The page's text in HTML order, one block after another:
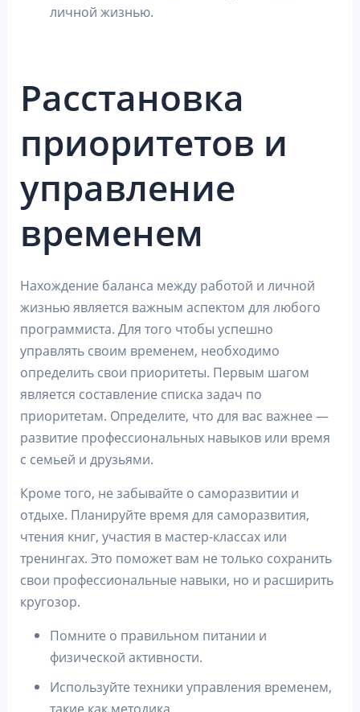
личной жизнью.
Расстановка
приоритетов и
управление
временем
Нахождение баланса между работой и личной
жизнью является важным аспектом для любого
программиста. Для того чтобы успешно
управлять своим временем, необходимо
определить свои приоритеты. Первым шагом
является составление списка задач по
приоритетам. Определите, что для вас важнее —
развитие профессиональных навыков или время
с семьей и друзьями.
Кроме того, не забывайте о саморазвитии и
отдыхе. Планируйте время для саморазвития,
чтения книг, участия в мастер-классах или
тренингах. Это поможет вам не только сохранить
свои профессиональные навыки, но и расширить
кругозор.
Помните о правильном питании и
физической активности.
Используйте техники управления временем,
такие как методика